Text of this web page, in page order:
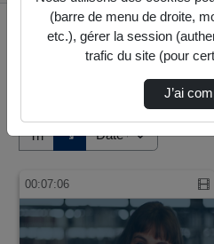
Tri ↘
00:07:06
(barre de menu de droite,
etc.), gérer la session
trafic du site (pour
J’ai